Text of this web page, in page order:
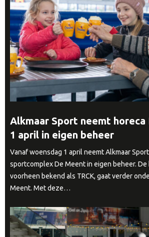
Alkmaar Sport neemt
1 april in eigen beheer
Vanaf woensdag 1 april neemt Alkmaar
sportcomplex De Meent in eigen beheer.
voorheen bekend als TRCK, gaat verder
Meent. Met deze…